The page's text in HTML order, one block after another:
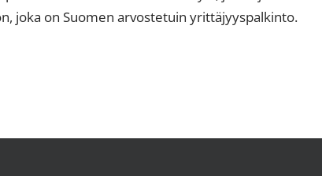
joka on Suomen arvostetuin yrittäjyyspalkinto.